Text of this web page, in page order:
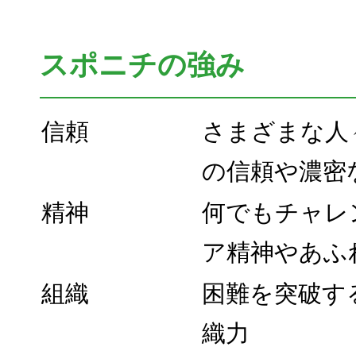
スポニチの強み
信頼
さまざまな
の信頼や濃密
精神
何でもチャ
ア精神やあふ
組織
困難を突破
織力